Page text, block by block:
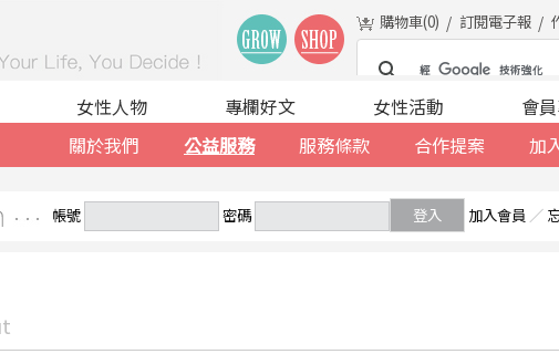
購物車(0) 訂閱電子報
關於我們
公益服務 服務條款 合作提案 加
女性人物 專欄好文 女性活動 會
帳號 密碼 登入 加入會員 ／